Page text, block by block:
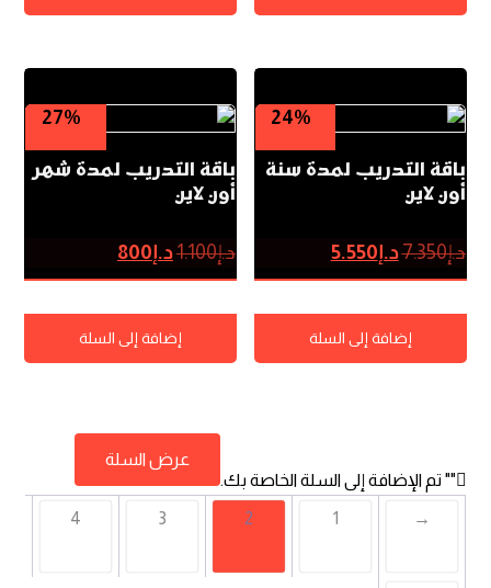
24%
باقة التدريب لمدة سنة
أون لاين
د.إ7.350د.إ5.550
إضافة إلى السلة
27%
باقة التدريب لمدة شهر
أون لاين
د.إ1.100د.إ800
إضافة إلى السلة
"" تم الإضافة إلى السلة الخاصة بك.
عرض السلة
→
1
2
3
4